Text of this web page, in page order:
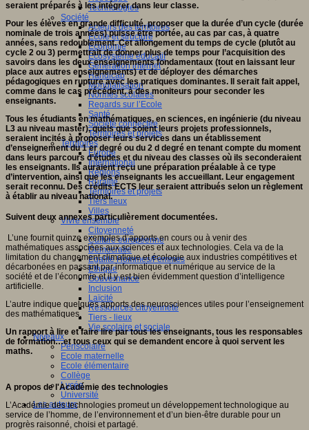
Technologies
Société
Acteurs des territoires
Ecole et structure
Economie
Ecosystème éducatif
Génération internet
Handicap
Mondialisation
Normes scolaires
Regards sur l’Ecole
Santé
Société connectée
Territoires et projets
Territoires
Europe
International
Régions
Ruralité
Territoires et projets
Tiers lieux
Villes
Vivre ensemble
Citoyenneté
Culture européenne
Démocratie
Egalité Hommes/Femmes
Ethique
Gouvernance
Inclusion
Laïcité
Ressources citoyenneté
Tiers - lieux
Vie scolaire et sociale
Niveaux
Périscolaire
Ecole maternelle
Ecole élémentaire
Collège
Lycée
Université
Les auteurs
seraient préparés à les intégrer dans leur classe.
Pour les élèves en grande difficulté, proposer que la durée d’un cycle (durée
nominale de trois années) puisse être portée, au cas par cas, à quatre
années, sans redoublement. Cet allongement du temps de cycle (plutôt au
cycle 2 ou 3) permettrait de donner plus de temps pour l’acquisition des
savoirs dans les deux enseignements fondamentaux (tout en laissant leur
place aux autres enseignements) et de déployer des démarches
pédagogiques en rupture avec les pratiques dominantes. Il serait fait appel,
comme dans le cas précédent, à des moniteurs pour seconder les
enseignants.
Tous les étudiants en mathématiques, en sciences, en ingénierie (du niveau
L3 au niveau master), quels que soient leurs projets professionnels,
seraient incités à proposer leurs services dans un établissement
d’enseignement du 1 er degré ou du 2 d degré en tenant compte du moment
dans leurs parcours d’études et du niveau des classes où ils seconderaient
les enseignants. Ils auraient reçu une préparation préalable à ce type
d’intervention, ainsi que les enseignants les accueillant. Leur engagement
serait reconnu. Des crédits ECTS leur seraient attribués selon un règlement
à établir au niveau national.
Suivent deux annexes particulièrement documentées.
L’une fournit quinze exemples d’apports en cours ou à venir des
mathématiques associées aux sciences et aux technologies. Cela va de la
limitation du changement climatique et écologie aux industries compétitives et
décarbonées en passant par informatique et numérique au service de la
société et de l’économie et il y est bien évidemment question d’intelligence
artificielle.
L’autre indique quelques apports des neurosciences utiles pour l’enseignement
des mathématiques.
Un rapport à lire et faire lire par tous les enseignants, tous les responsables
de formation…et tous ceux qui se demandent encore à quoi servent les
maths.
A propos de l'Académie des technologies
L’Académie des technologies promeut un développement technologique au
service de l’homme, de l’environnement et d’un bien-être durable pour un
progrès raisonné, choisi et partagé.